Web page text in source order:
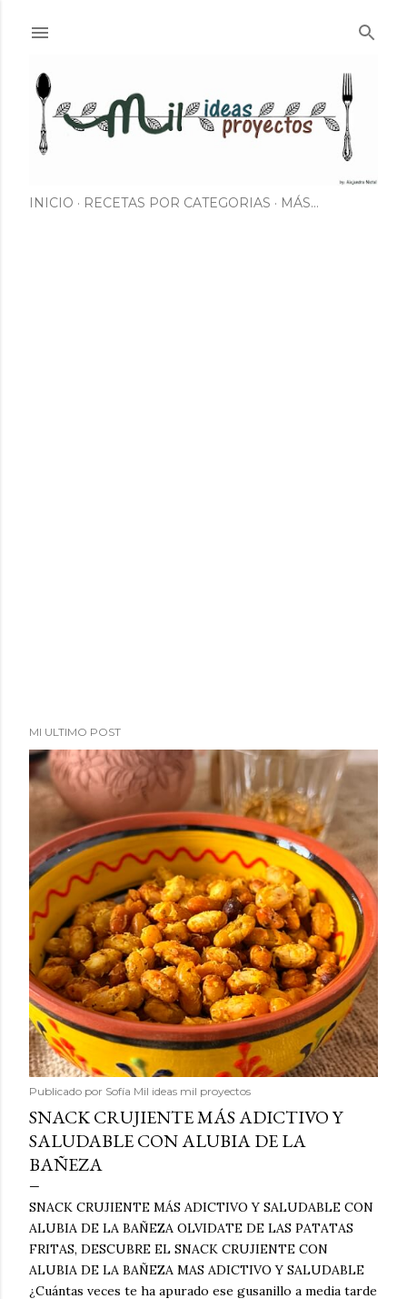
INICIO RECETAS POR CATEGORIAS MÁS…
MI ULTIMO POST
Publicado por Sofía Mil ideas mil proyectos
SNACK CRUJIENTE MÁS ADICTIVO Y
SALUDABLE CON ALUBIA DE LA
BAÑEZA
SNACK CRUJIENTE MÁS ADICTIVO Y SALUDABLE CON
ALUBIA DE LA BAÑEZA OLVIDATE DE LAS PATATAS
FRITAS, DESCUBRE EL SNACK CRUJIENTE CON
ALUBIA DE LA BAÑEZA MAS ADICTIVO Y SALUDABLE
¿Cuántas veces te ha apurado ese gusanillo a media tarde